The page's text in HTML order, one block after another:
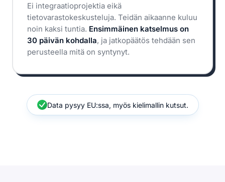
Ei integraatioprojektia eikä
tietovarastokeskusteluja. Teidän aikaanne kuluu
noin kaksi tuntia. Ensimmäinen katselmus on
30 päivän kohdalla, ja jatkopäätös tehdään sen
perusteella mitä on syntynyt.
Data pysyy EU:ssa, myös kielimallin kutsut.